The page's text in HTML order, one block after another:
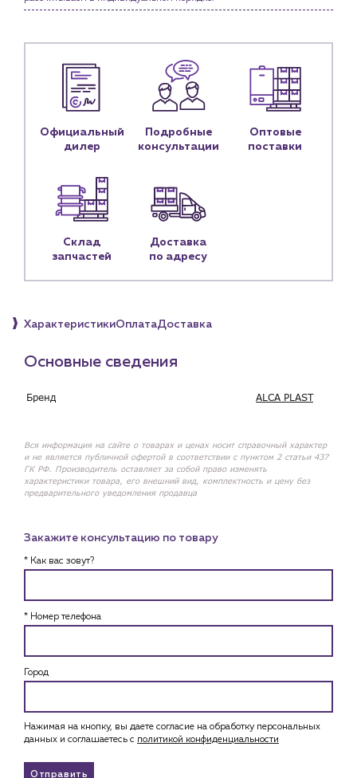
Контакты
Контактные данные
Чат-бот
+7 (918) 070-19-79
sales@profpotok.ru
Официальный
дилер
Подробные
консультации
Оптовые
поставки
Склад
запчастей
Доставка
по адресу
ХарактеристикиОплатаДоставка
Основные сведения
Бренд ALCA PLAST
Вся информация на сайте о товарах и ценах носит справочный характер
и не является публичной офертой в соответствии с пунктом 2 статьи 437
ГК РФ. Производитель оставляет за собой право изменять
характеристики товара, его внешний вид, комплектность и цену без
предварительного уведомления продавца
Закажите консультацию по товару
* Как вас зовут?
* Номер телефона
Город
Нажимая на кнопку, вы даете согласие на обработку персональных
данных и соглашаетесь c политикой конфиденциальности
Отправить